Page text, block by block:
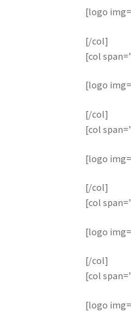
[logo
[/col]
[col
[logo
[/col]
[col
[logo
[/col]
[col
[logo
[/col]
[col
[logo